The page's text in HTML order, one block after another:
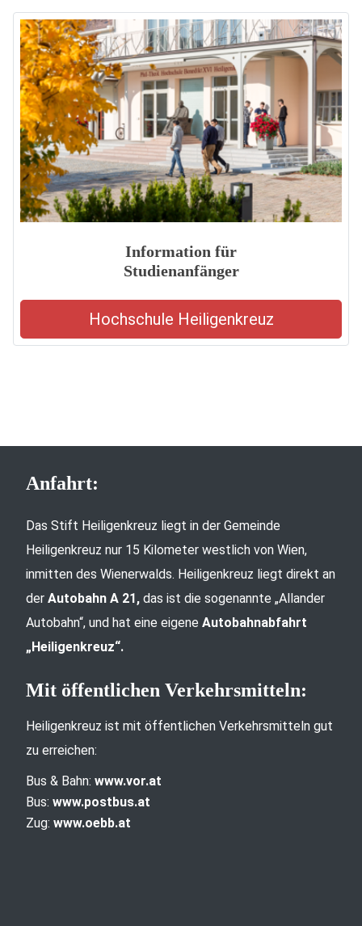
Information für
Studienanfänger
Hochschule Heiligenkreuz
Anfahrt:
Das Stift Heiligenkreuz liegt in der Gemeinde
Heiligenkreuz nur 15 Kilometer westlich von Wien,
inmitten des Wienerwalds. Heiligenkreuz liegt direkt an
der Autobahn A 21, das ist die sogenannte „Allander
Autobahn“, und hat eine eigene Autobahnabfahrt
„Heiligenkreuz“.
Mit öffentlichen Verkehrsmitteln:
Heiligenkreuz ist mit öffentlichen Verkehrsmitteln gut
zu erreichen:
Bus & Bahn: www.vor.at
Bus: www.postbus.at
Zug: www.oebb.at